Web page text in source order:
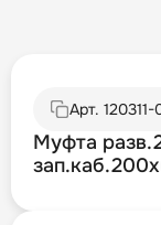
Арт.
Муфта